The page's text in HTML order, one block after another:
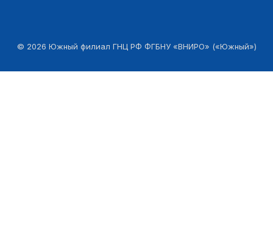
© 2026 Южный филиал ГНЦ РФ ФГБНУ «ВНИРО» («Южный»)